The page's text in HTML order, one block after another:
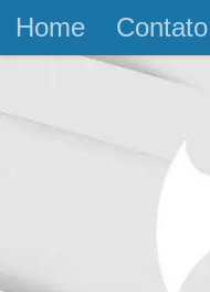
Skip to content
Home Contato